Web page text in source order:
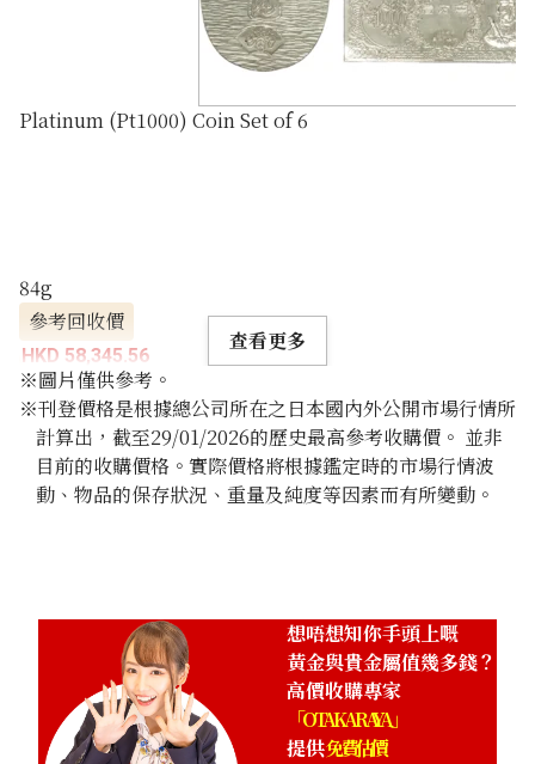
Platinum (Pt1000) Coin Set of 6
84g
參考回收價
HKD 58,345.56
查看更多
※圖片僅供參考。
※刊登價格是根據總公司所在之日本國內外公開市場行情所
計算出，截至29/01/2026的歷史最高參考收購價。 並非
目前的收購價格。實際價格將根據鑑定時的市場行情波
動、物品的保存狀況、重量及純度等因素而有所變動。
想唔想知你手頭上嘅
黃金與貴金屬值幾多錢？
高價收購專家
「OTAKARAYA」
提供免費估價